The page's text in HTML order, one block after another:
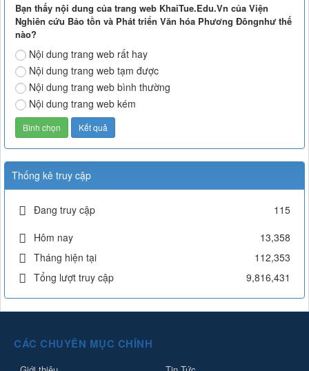
Bạn thấy nội dung của trang web KhaiTue.Edu.Vn của Viện
Nghiên cứu Bảo tồn và Phát triển Văn hóa Phương Đôngnhư thế
nào?
Nội dung trang web rất hay
Nội dung trang web tạm được
Nội dung trang web bình thường
Nội dung trang web kém
Thống kê truy cập
Đang truy cập
115
Hôm nay
13,358
Tháng hiện tại
112,353
Tổng lượt truy cập
9,816,431
CÁC CHUYÊN MỤC CHÍNH